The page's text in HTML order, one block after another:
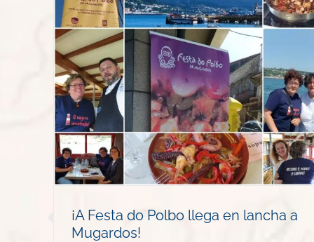
¡A Festa do Polbo llega en lancha a
Mugardos!